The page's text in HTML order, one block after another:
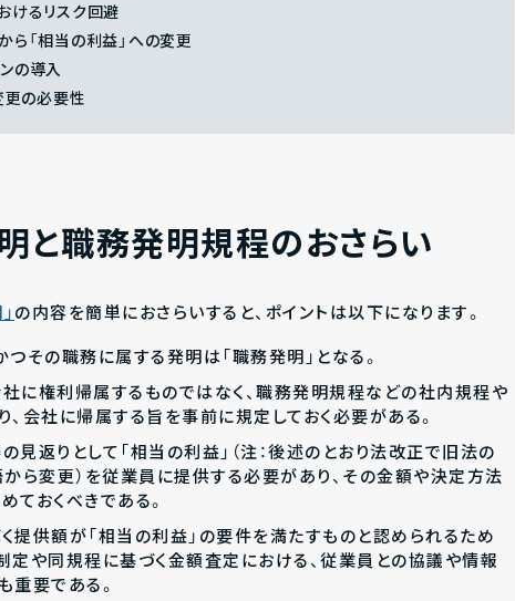
るリスク回避
から「相当の利益」への変更
の導入
の必要性
と職務発明規程のおさらい
の内容を簡単におさらいすると、ポイントは以下になります。
その職務に属する発明は「職務発明」となる。
に権利帰属するものではなく、職務発明規程などの社内規程や
会社に帰属する旨を事前に規定しておく必要がある。
返りとして「相当の利益」（注：後述のとおり法改正で旧法の
から変更）を従業員に提供する必要があり、その金額や決定方法
おくべきである。
提供額が「相当の利益」の要件を満たすものと認められるため
定や同規程に基づく金額査定における、従業員との協議や情報
重要である。